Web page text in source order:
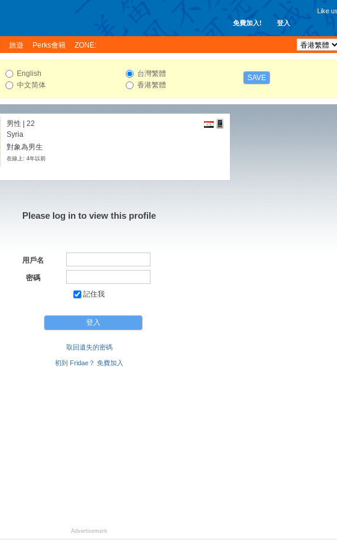
免費加入! 登入
Like
旅遊 Perks會籍 ZONE:
English
中文简体
台灣繁體
香港繁體
SAVE
男性 | 22
Syria
對象為男生
在線上: 4年以前
Please log in to view this profile
用戶名
密碼
記住我
取回遺失的密碼
初到 Fridae？ 免費加入
Advertisement